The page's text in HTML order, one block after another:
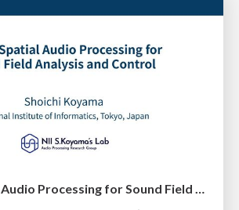
Neural Spatial Audio Processing for Sound Field Analysis and Control